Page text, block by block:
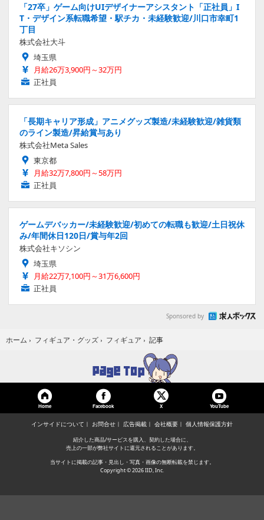
「27卒」ゲーム向けUIデザイナーアシスタント「正社員」I
T・デザイン系転職希望・駅チカ・未経験歓迎/川口市幸町1
丁目
株式会社大斗
埼玉県
月給26万3,900円～32万円
正社員
「長期キャリア形成」アニメグッズ製造/未経験歓迎/雑貨類
のライン製造/昇給賞与あり
株式会社Meta Sales
東京都
月給32万7,800円～58万円
正社員
ゲームデバッカー/未経験歓迎/初めての転職も歓迎/土日祝休
み/年間休日120日/賞与年2回
株式会社キソシン
埼玉県
月給22万7,100円～31万6,600円
正社員
Sponsored by
ホーム › フィギュア・グッズ › フィギュア › 記事
Home Facebook X YouTube
インサイドについて お問合せ 広告掲載 会社概要 個人情報保護方針
紹介した商品/サービスを購入、契約した場合に、
売上の一部が弊社サイトに還元されることがあります。
当サイトに掲載の記事・見出し・写真・画像の無断転載を禁じます。
Copyright © 2026 IID, Inc.